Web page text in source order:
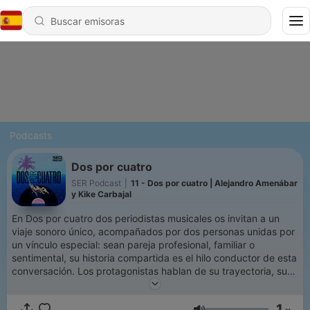
Podcasts
Dos por cuatro
SER Podcast
11 - Dos por cuatro | Alejandro Amenábar
y Kike Carbajal
En Dos por cuatro dos periodistas musicales os invitan a un
viaje sonoro único, acompañados por dos personas unidas por
un vínculo especial: sean pareja profesional, familiar o
sentimental, su historia compartida es el hilo conductor de esta
conversación. Los protagonistas hablan de su trayectoria, su
relación y su memoria a través de sus músicas de isla desierta